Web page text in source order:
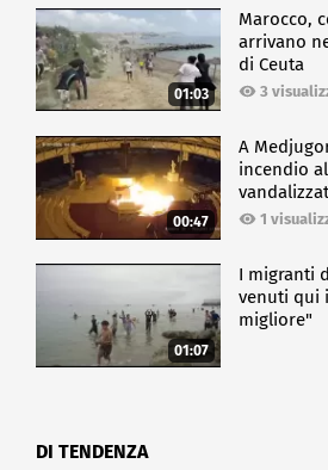
01:03
Marocco,
arrivano
di Ceuta
3
00:47
A
incendio
1
01:07
I migranti
venuti qui
migliore"
DI TENDENZA